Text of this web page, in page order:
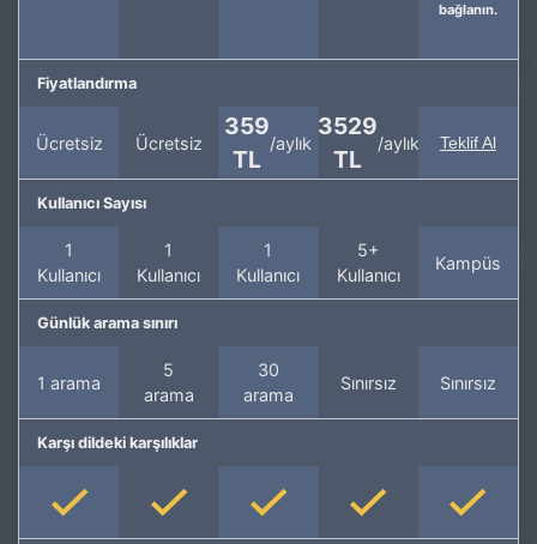
bağlanın.
Fiyatlandırma
Ücretsiz Ücretsiz
359
TL
/aylık
3529
TL
/aylık Teklif Al
Kullanıcı Sayısı
1
Kullanıcı
1
Kullanıcı
1
Kullanıcı
5+
Kullanıcı
Kampüs
Günlük arama sınırı
1 arama
5
arama
30
arama
Sınırsız Sınırsız
Karşı dildeki karşılıklar